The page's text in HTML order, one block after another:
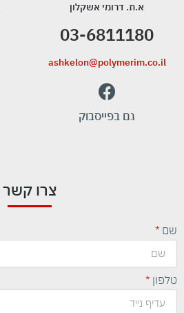
א.ת. דרומי אשקלון
03-6811180
ashkelon@polymerim.co.il
גם בפייסבוק
צרו קשר
שם
טלפון